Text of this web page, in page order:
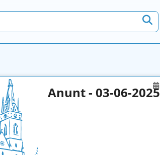
Anunt - 03-06-2025